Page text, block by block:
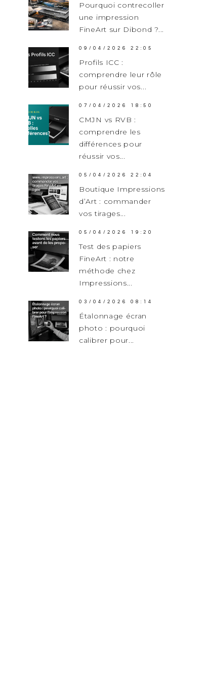
Pourquoi contrecoller
une impression
FineArt sur Dibond ?...
09/04/2026 22:05
Profils ICC :
comprendre leur rôle
pour réussir vos...
07/04/2026 18:50
CMJN vs RVB :
comprendre les
différences pour
réussir vos...
05/04/2026 22:04
Boutique Impressions
d’Art : commander
vos tirages...
05/04/2026 19:20
Test des papiers
FineArt : notre
méthode chez
Impressions...
03/04/2026 08:14
Étalonnage écran
photo : pourquoi
calibrer pour...